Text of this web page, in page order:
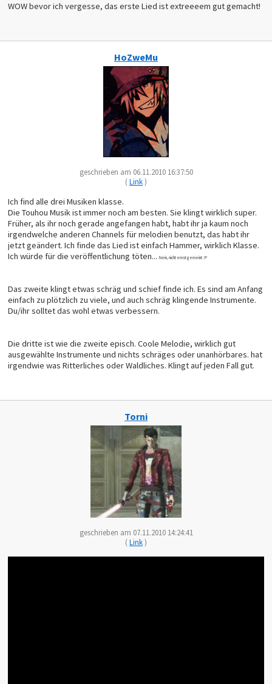
WOW bevor ich vergesse, das erste Lied ist extreeeem gut gemacht!
HoZweMu
geschrieben am 06.11.2010 16:37:50
(Link)
Ich find alle drei Musiken klasse.
Die Touhou Musik ist immer noch am besten. Sie klingt wirklich super.
Früher, als ihr noch gerade angefangen habt, habt ihr ja kaum noch
irgendwelche anderen Channels für melodien benutzt, das habt ihr
jetzt geändert. Ich finde das Lied ist einfach Hammer, wirklich Klasse.
Ich würde für die veröffentlichung töten...Nein, nicht ernst gemeint : P
Das zweite klingt etwas schräg und schief finde ich. Es sind am Anfang
einfach zu plötzlich zu viele, und auch schräg klingende Instrumente.
Du/ihr solltet das wohl etwas verbessern.
Die dritte ist wie die zweite episch. Coole Melodie, wirklich gut
ausgewählte Instrumente und nichts schräges oder unanhörbares. hat
irgendwie was Ritterliches oder Waldliches. Klingt auf jeden Fall gut.
Torni
geschrieben am 07.11.2010 14:24:41
(Link)